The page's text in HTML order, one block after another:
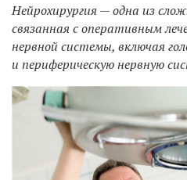
Нейрохирургия — одна из
связанная с оперативным
нервной системы, включая
и периферическую нервную